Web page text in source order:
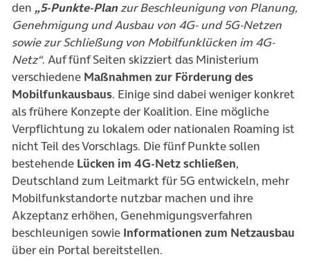
den „5-Punkte-Planzur Beschleunigung von Planung,
Genehmigung und Ausbau von 4G- und 5G-Netzen
sowie zur Schließung von Mobilfunklücken im 4G-
Netz“. Auf fünf Seiten skizziert das Ministerium
verschiedene Maßnahmen zur Förderung des
Mobilfunkausbaus. Einige sind dabei weniger konkret
als frühere Konzepte der Koalition. Eine mögliche
Verpflichtung zu lokalem oder nationalen Roaming ist
nicht Teil des Vorschlags. Die fünf Punkte sollen
bestehende Lücken im 4G-Netz schließen,
Deutschland zum Leitmarkt für 5G entwickeln, mehr
Mobilfunkstandorte nutzbar machen und ihre
Akzeptanz erhöhen, Genehmigungsverfahren
beschleunigen sowie Informationen zum Netzausbau
über ein Portal bereitstellen.